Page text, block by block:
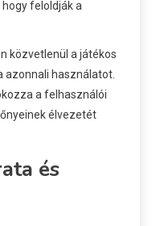
feloldják a
közvetlenül a játékos
azonnali használatot.
a felhasználói
élvezetét
és